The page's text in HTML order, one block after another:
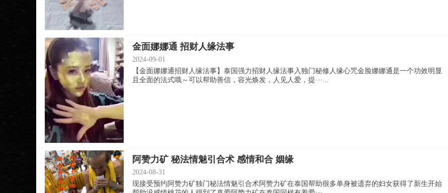
金面娜娜通 招财人缘法事
2024-09-01
【金面娜娜通招财人缘法事】泰国强力招财人缘法事入独门秘修人缘心咒金脸娜娜通是一个功效明显
且全面的法式哦～可以帮助善信，容光焕发，人见人爱，提···...
阿赞力矿 秘法情魅引合术 感情和合 姻缘
2024-08-31
现接受预约阿赞力矿独门秘法情魅引合术阿赞力矿在泰国帮助很多单身被遗弃的妇女获得了新生开始